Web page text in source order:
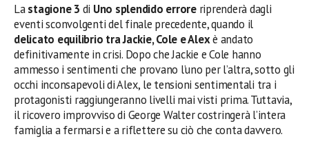
Lastagione 3 di Uno splendido erroreriprenderà dagli
eventi sconvolgenti del finale precedente, quando il
delicato equilibrio tra Jackie, Cole e Alexè andato
definitivamente in crisi. Dopo che Jackie e Cole hanno
ammesso i sentimenti che provano l’uno per l’altra, sotto gli
occhi inconsapevoli di Alex, le tensioni sentimentali tra i
protagonisti raggiungeranno livelli mai visti prima. Tuttavia,
il ricovero improvviso di George Walter costringerà l’intera
famiglia a fermarsi e a riflettere su ciò che conta davvero.